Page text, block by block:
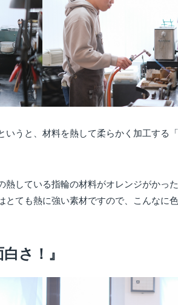
いうと、材料を熱して柔らかく加工する
熱している指輪の材料がオレンジがかっ
とても熱に強い素材ですので、こんなに
さ！』